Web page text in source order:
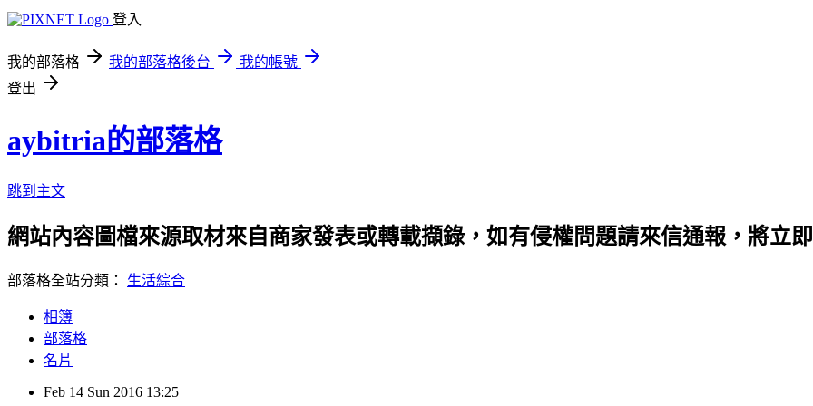
登入
我的部落格 我的部落格後台
我的帳號
登出
aybitria的部落格
跳到主文
網站內容圖檔來源取材來自商家發表或轉載擷錄，如有侵權問題請來信通報，將立
部落格全站分類： 生活綜合
相簿
部落格
名片
Feb 14 Sun 2016 13:25